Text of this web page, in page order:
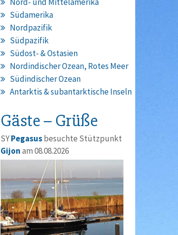
Südamerika
Nordpazifik
Südpazifik
Südost- & Ostasien
Nordindischer Ozean, Rotes Meer
Südindischer Ozean
Antarktis & subantarktische Inseln
Gäste – Grüße
SYPegasusbesuchte Stützpunkt
Gijonam 08.08.2026